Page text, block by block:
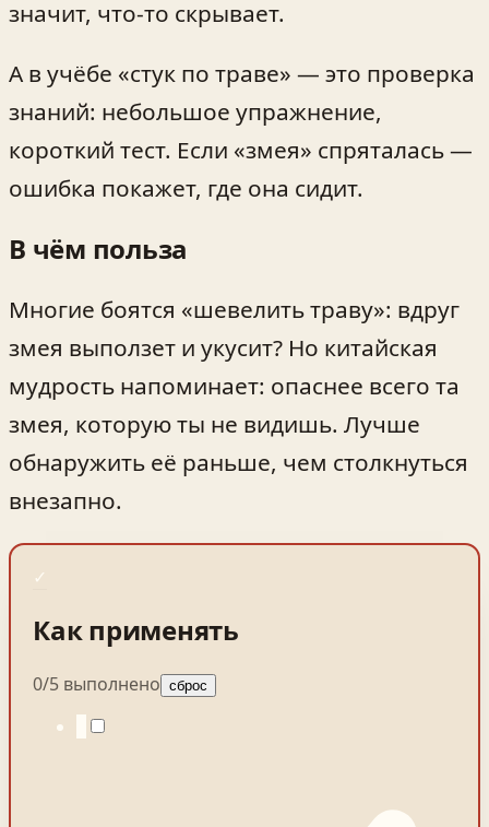
значит, что-то скрывает.
А в учёбе «стук по траве» — это проверка
знаний: небольшое упражнение,
короткий тест. Если «змея» спряталась —
ошибка покажет, где она сидит.
В чём польза
Многие боятся «шевелить траву»: вдруг
змея выползет и укусит? Но китайская
мудрость напоминает: опаснее всего та
змея, которую ты не видишь. Лучше
обнаружить её раньше, чем столкнуться
внезапно.
✓
Как применять
0/5 выполнено сброс